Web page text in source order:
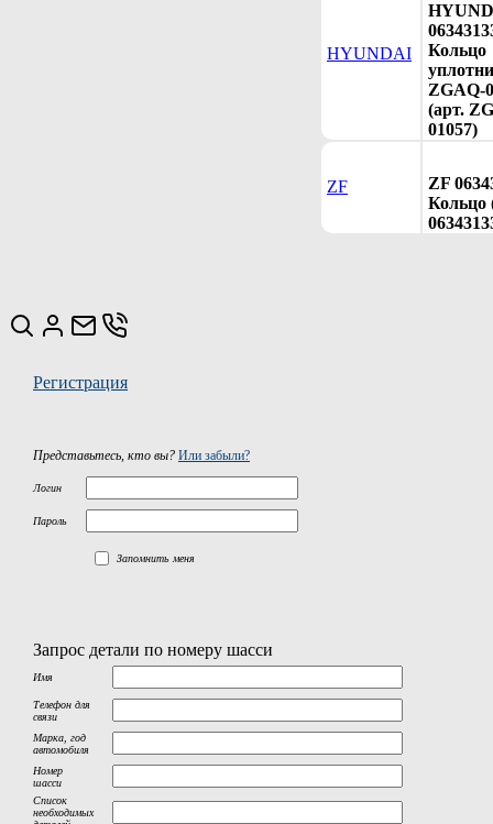
HYUNDAI
Кольцо
ZGAQ-
(арт.
01057)
ZF
ZF
Кольцо
Регистрация
Представьтесь, кто вы? Или забыли?
Логин
Пароль
Запомнить меня
Запрос детали по номеру шасси
Имя
Телефон для
связи
Марка, год
автомобиля
Номер
шасси
Список
необходимых